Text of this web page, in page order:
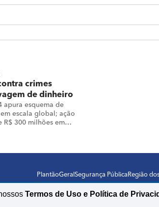
crimes
de dinheiro
apura esquema de
escala global; ação
300 milhões em
Termos de Uso e Política de
PlantãoGeral Segurança Pública Região